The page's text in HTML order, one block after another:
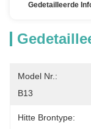
Gedetailleerde
Model Nr.:
B13
Hitte Brontype: